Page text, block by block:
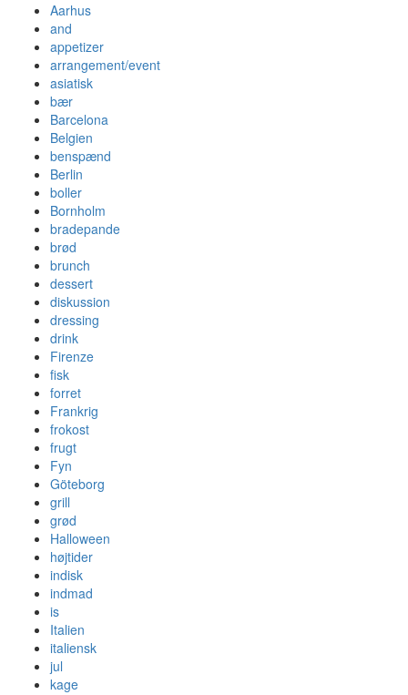
Aarhus
and
appetizer
arrangement/event
asiatisk
bær
Barcelona
Belgien
benspænd
Berlin
boller
Bornholm
bradepande
brød
brunch
dessert
diskussion
dressing
drink
Firenze
fisk
forret
Frankrig
frokost
frugt
Fyn
Göteborg
grill
grød
Halloween
højtider
indisk
indmad
is
Italien
italiensk
jul
kage